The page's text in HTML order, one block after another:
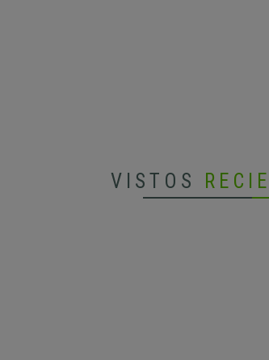
VISTOS